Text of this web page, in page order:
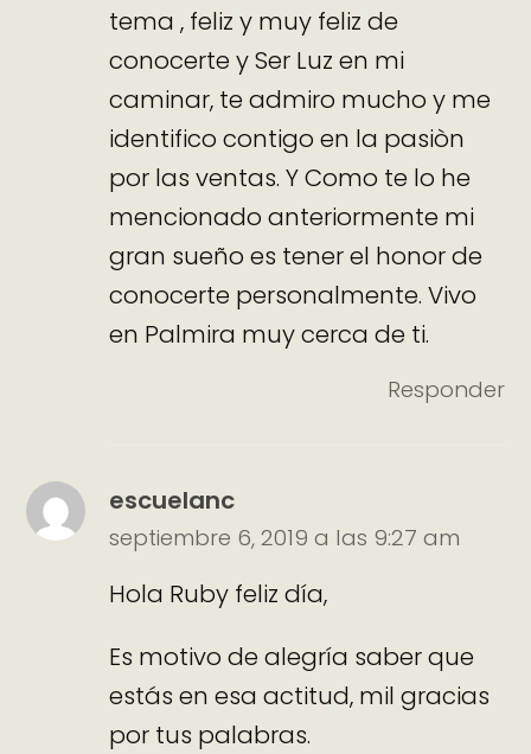
tema , feliz y muy feliz de
conocerte y Ser Luz en mi
caminar, te admiro mucho y me
identifico contigo en la pasiòn
por las ventas. Y Como te lo he
mencionado anteriormente mi
gran sueño es tener el honor de
conocerte personalmente. Vivo
en Palmira muy cerca de ti.
Responder
escuelanc
septiembre 6, 2019 a las 9:27 am
Hola Ruby feliz día,
Es motivo de alegría saber que
estás en esa actitud, mil gracias
por tus palabras.